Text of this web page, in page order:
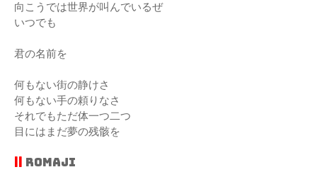
向こうでは世界が叫んでいるぜ
いつでも
君の名前を
何もない街の静けさ
何もない手の頼りなさ
それでもただ体一つ二つ
目にはまだ夢の残骸を
|| ROMAJI